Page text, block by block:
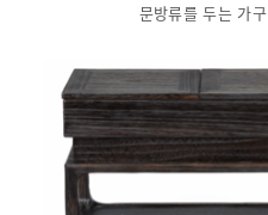
문방류를 두는 가구